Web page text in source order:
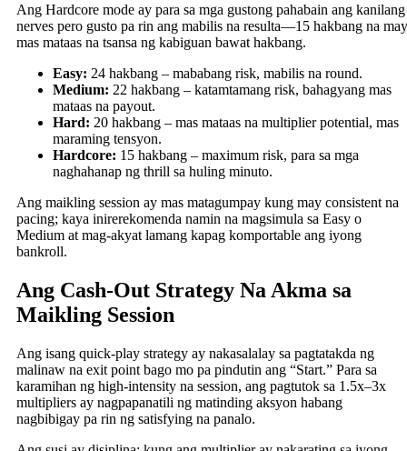
Ang Hardcore mode ay para sa mga gustong pahabain ang kanilang
nerves pero gusto pa rin ang mabilis na resulta—15 hakbang na may
mas mataas na tsansa ng kabiguan bawat hakbang.
Easy: 24 hakbang – mababang risk, mabilis na round.
Medium: 22 hakbang – katamtamang risk, bahagyang mas
mataas na payout.
Hard: 20 hakbang – mas mataas na multiplier potential, mas
maraming tensyon.
Hardcore: 15 hakbang – maximum risk, para sa mga
naghahanap ng thrill sa huling minuto.
Ang maikling session ay mas matagumpay kung may consistent na
pacing; kaya inirerekomenda namin na magsimula sa Easy o
Medium at mag-akyat lamang kapag komportable ang iyong
bankroll.
Ang Cash‑Out Strategy Na Akma sa
Maikling Session
Ang isang quick‑play strategy ay nakasalalay sa pagtatakda ng
malinaw na exit point bago mo pa pindutin ang “Start.” Para sa
karamihan ng high‑intensity na session, ang pagtutok sa 1.5x–3x
multipliers ay nagpapanatili ng matinding aksyon habang
nagbibigay pa rin ng satisfying na panalo.